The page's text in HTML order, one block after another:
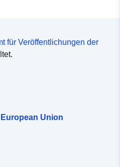
für Veröffentlichungen der
Union